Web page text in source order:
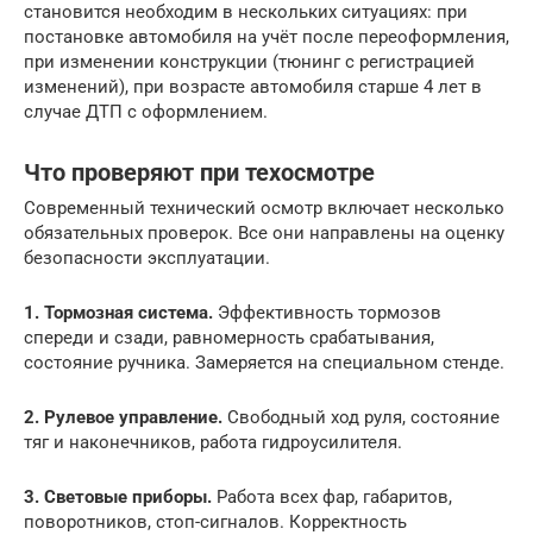
становится необходим в нескольких ситуациях: при
постановке автомобиля на учёт после переоформления,
при изменении конструкции (тюнинг с регистрацией
изменений), при возрасте автомобиля старше 4 лет в
случае ДТП с оформлением.
Что проверяют при техосмотре
Современный технический осмотр включает несколько
обязательных проверок. Все они направлены на оценку
безопасности эксплуатации.
1. Тормозная система. Эффективность тормозов
спереди и сзади, равномерность срабатывания,
состояние ручника. Замеряется на специальном стенде.
2. Рулевое управление. Свободный ход руля, состояние
тяг и наконечников, работа гидроусилителя.
3. Световые приборы. Работа всех фар, габаритов,
поворотников, стоп-сигналов. Корректность